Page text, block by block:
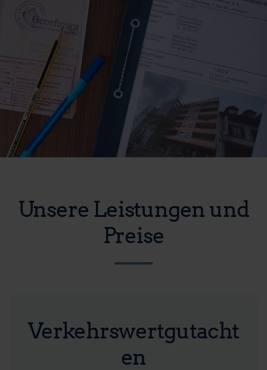
Unsere Leistungen und
Preise
Verkehrswertgutacht
en